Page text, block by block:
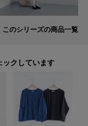
このシリーズの商品一覧
ックしています